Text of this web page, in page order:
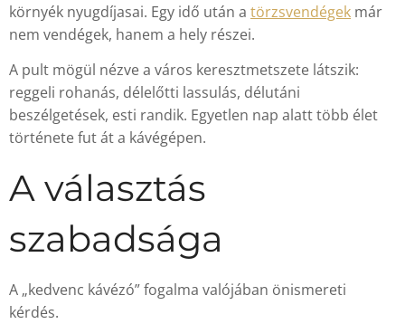
környék nyugdíjasai. Egy idő után a törzsvendégek már
nem vendégek, hanem a hely részei.
A pult mögül nézve a város keresztmetszete látszik:
reggeli rohanás, délelőtti lassulás, délutáni
beszélgetések, esti randik. Egyetlen nap alatt több élet
története fut át a kávégépen.
A választás
szabadsága
A „kedvenc kávézó” fogalma valójában önismereti
kérdés.